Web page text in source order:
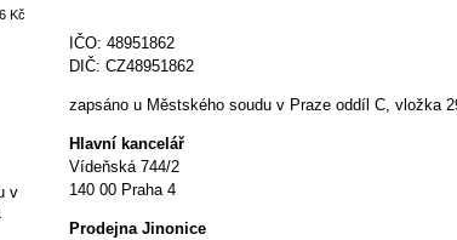
IČO: 48951862
DIČ: CZ48951862
zapsáno u Městského soudu v Praze oddíl C, vložka
Hlavní kancelář
Vídeňská 744/2
140 00 Praha 4
Prodejna Jinonice
Kč
v